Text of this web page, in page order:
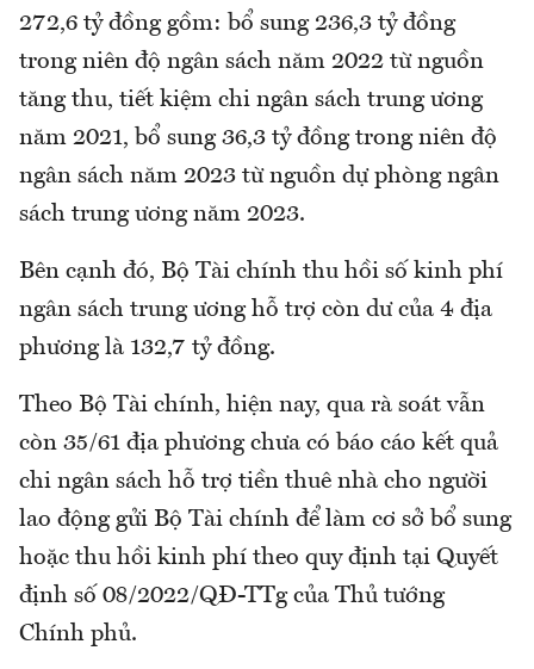
272,6 tỷ đồng gồm: bổ sung 236,3 tỷ đồng
trong niên độ ngân sách năm 2022 từ nguồn
tăng thu, tiết kiệm chi ngân sách trung ương
năm 2021, bổ sung 36,3 tỷ đồng trong niên độ
ngân sách năm 2023 từ nguồn dự phòng ngân
sách trung ương năm 2023.
Bên cạnh đó, Bộ Tài chính thu hồi số kinh phí
ngân sách trung ương hỗ trợ còn dư của 4 địa
phương là 132,7 tỷ đồng.
Theo Bộ Tài chính, hiện nay, qua rà soát vẫn
còn 35/61 địa phương chưa có báo cáo kết quả
chi ngân sách hỗ trợ tiền thuê nhà cho người
lao động gửi Bộ Tài chính để làm cơ sở bổ sung
hoặc thu hồi kinh phí theo quy định tại Quyết
định số 08/2022/QĐ-TTg của Thủ tướng
Chính phủ.